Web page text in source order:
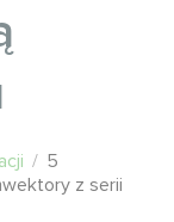
/ 5
z serii